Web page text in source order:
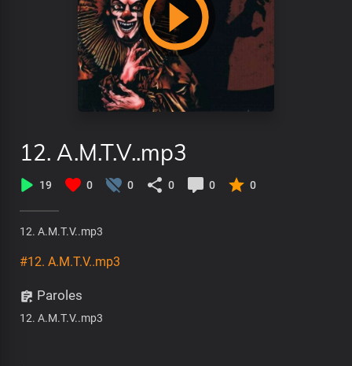
12. A.M.T.V..mp3
19 0 0 0 0 0
12. A.M.T.V..mp3
#12. A.M.T.V..mp3
Paroles
12. A.M.T.V..mp3